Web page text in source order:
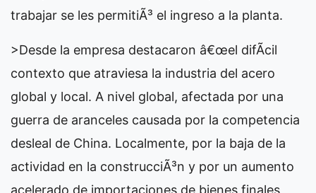
trabajar se les permitiÃ³ el ingreso a la planta.
>Desde la empresa destacaron â€œel difÃ­cil
contexto que atraviesa la industria del acero
global y local. A nivel global, afectada por una
guerra de aranceles causada por la competencia
desleal de China. Localmente, por la baja de la
actividad en la construcciÃ³n y por un aumento
acelerado de importaciones de bienes finales